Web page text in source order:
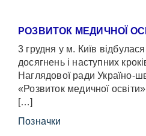
РОЗВИТОК МЕДИЧНОЇ
3 грудня у м. Київ
досягнень і наступних
Наглядової ради Україно-
«Розвиток медичної
[…]
Позначки